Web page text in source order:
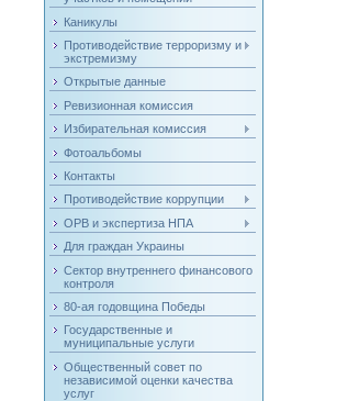
Каникулы
Противодействие терроризму и
экстремизму
Открытые данные
Ревизионная комиссия
Избирательная комиссия
Фотоальбомы
Контакты
Противодействие коррупции
ОРВ и экспертиза НПА
Для граждан Украины
Сектор внутреннего финансового
контроля
80-ая годовщина Победы
Государственные и
муниципальные услуги
Общественный совет по
независимой оценки качества
услуг